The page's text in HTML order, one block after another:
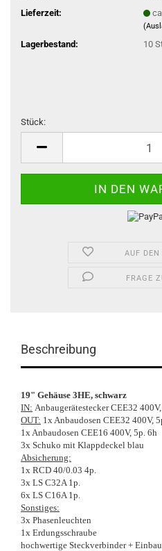
Lieferzeit:
Lagerbestand: 10
Stück:
AUF DEN
FRAGE
Beschreibung
19" Gehäuse 3HE, schwarz
IN: Anbaugerätestecker CEE32
OUT: 1x Anbaudosen CEE32 400V,
1x Anbaudosen CEE16 400V, 5p. 6h
3x Schuko mit Klappdeckel blau
Absicherung:
1x RCD 40/0.03 4p.
3x LS C32A 1p.
6x LS C16A 1p.
Sonstiges:
3x Phasenleuchten
1x Erdungsschraube
hochwertige Steckverbinder +